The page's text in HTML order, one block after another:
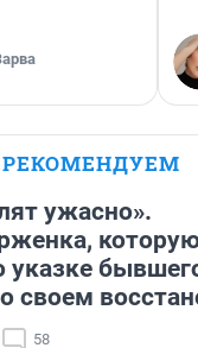
РЕКОМЕНДУЕМ
ужасно».
указке
своем
58